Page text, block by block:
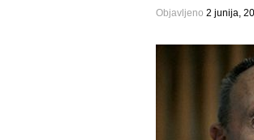
Objavljeno 2 junija,